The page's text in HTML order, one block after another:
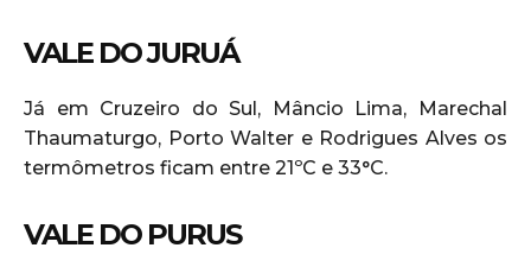
VALE DO JURUÁ
Já em Cruzeiro do Sul, Mâncio Lima, Marechal
Thaumaturgo, Porto Walter e Rodrigues Alves os
termômetros ficam entre 21ºC e 33°C.
VALE DO PURUS